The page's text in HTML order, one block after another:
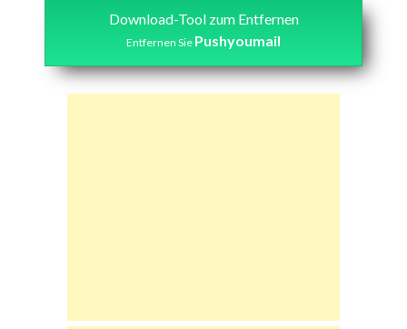
Download-Tool zum Entfernen
Entfernen Sie Pushyoumail